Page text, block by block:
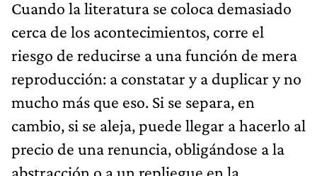
Cuando la literatura se coloca demasiado
cerca de los acontecimientos, corre el
riesgo de reducirse a una función de mera
reproducción: a constatar y a duplicar y no
mucho más que eso. Si se separa, en
cambio, si se aleja, puede llegar a hacerlo al
precio de una renuncia, obligándose a la
abstracción o a un repliegue en la